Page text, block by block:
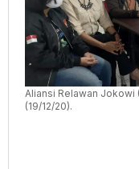
Aliansi Relawan Jokowi
(19/12/20).